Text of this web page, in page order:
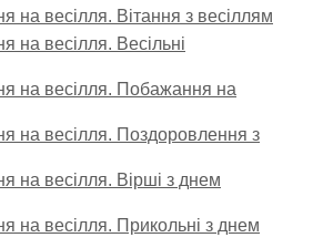
на весілля. Вітання з весіллям
на весілля. Весільні
на весілля. Побажання на
на весілля. Поздоровлення з
на весілля. Вірші з днем
на весілля. Прикольні з днем